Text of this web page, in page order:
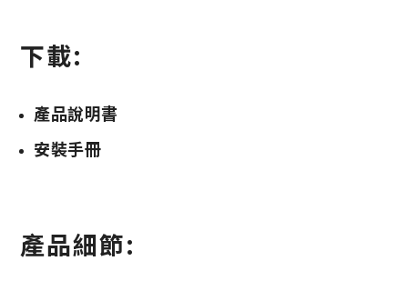
下載:
產品說明書
安裝手冊
產品細節: